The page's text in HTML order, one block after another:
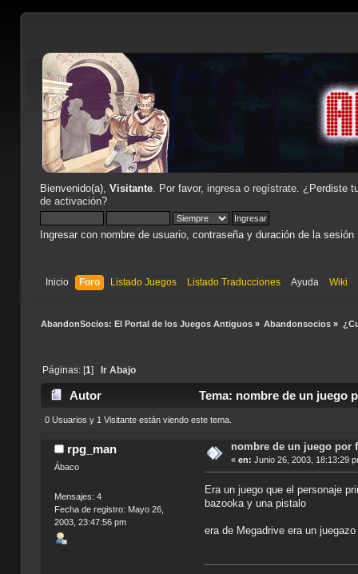
Bienvenido(a), Visitante. Por favor, ingresao regístrate. ¿Perdiste
de activación?
Ingresar con nombre de usuario, contraseña y duración de la sesión
Inicio Foro Listado Juegos Listado Traducciones Ayuda Wiki
AbandonSocios: El Portal de los Juegos Antiguos» Abandonsocios »
Páginas: [1] Ir Abajo
Autor Tema: nombre de un juego
0 Usuarios y 1 Visitante están viendo este tema.
rpg_man
Ábaco
Mensajes: 4
Fecha de registro: Mayo 26,
2003, 23:47:56 pm
nombre de un juego por
« en: Junio 26, 2003, 18:13:29
Era un juego que el personaje
bazooka y una pistalo
era de Megadrive era un